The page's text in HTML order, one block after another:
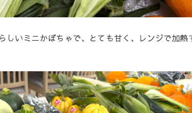
しいミニかぼちゃで、とても甘く、レンジで加